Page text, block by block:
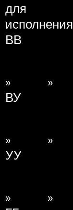
для
исполнения
ВВ
» »
ВУ
» »
УУ
» »